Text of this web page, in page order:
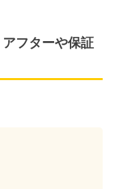
フターや保証